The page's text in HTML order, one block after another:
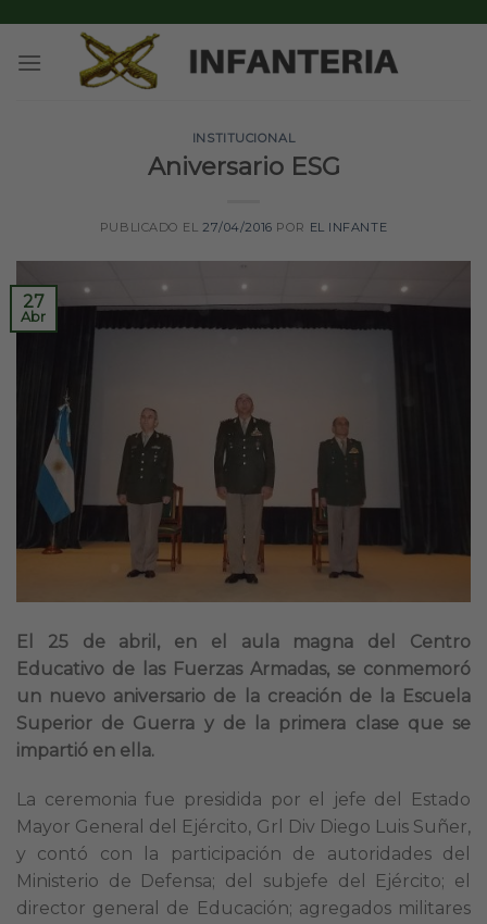
content
INSTITUCIONAL
Aniversario ESG
PUBLICADO EL 27/04/2016 POR EL INFANTE
27
Abr
El 25 de abril, en el aula magna del Centro
Educativo de las Fuerzas Armadas, se conmemoró
un nuevo aniversario de la creación de la Escuela
Superior de Guerra y de la primera clase que se
impartió en ella.
La ceremonia fue presidida por el jefe del Estado
Mayor General del Ejército, Grl Div Diego Luis Suñer,
y contó con la participación de autoridades del
Ministerio de Defensa; del subjefe del Ejército; el
director general de Educación; agregados militares